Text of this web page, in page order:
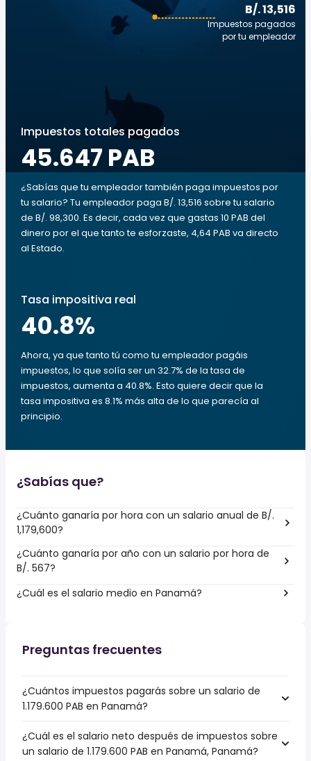
B/. 13,516
Impuestos pagados
por tu empleador
Impuestos totales pagados
45.647 PAB
¿Sabías que tu empleador también paga impuestos por
tu salario? Tu empleador paga B/. 13,516 sobre tu salario
de B/. 98,300. Es decir, cada vez que gastas 10 PAB del
dinero por el que tanto te esforzaste, 4,64 PAB va directo
al Estado.
Tasa impositiva real
40.8%
Ahora, ya que tanto tú como tu empleador pagáis
impuestos, lo que solía ser un 32.7% de la tasa de
impuestos, aumenta a 40.8%. Esto quiere decir que la
tasa impositiva es 8.1% más alta de lo que parecía al
principio.
¿Sabías que?
¿Cuánto ganaría por hora con un salario anual de B/.
1,179,600?
¿Cuánto ganaría por año con un salario por hora de
B/. 567?
¿Cuál es el salario medio en Panamá?
Preguntas frecuentes
¿Cuántos impuestos pagarás sobre un salario de
1.179.600 PAB en Panamá?
¿Cuál es el salario neto después de impuestos sobre
un salario de 1.179.600 PAB en Panamá, Panamá?